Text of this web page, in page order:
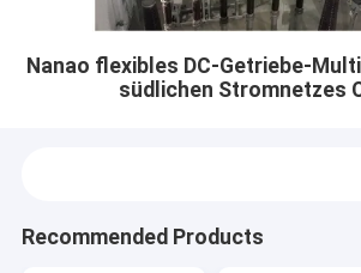
Nanao flexibles DC-Getriebe-
südlichen Stromnetzes
Recommended Products